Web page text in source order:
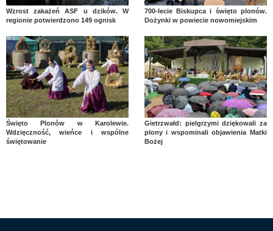
Wzrost zakażeń ASF u dzików. W
regionie potwierdzono 149 ognisk
700-lecie Biskupca i święto plonów.
Dożynki w powiecie nowomiejskim
Święto Plonów w Karolewie.
Wdzięczność, wieńce i wspólne
świętowanie
Gietrzwałd: pielgrzymi dziękowali za
plony i wspominali objawienia Matki
Bożej